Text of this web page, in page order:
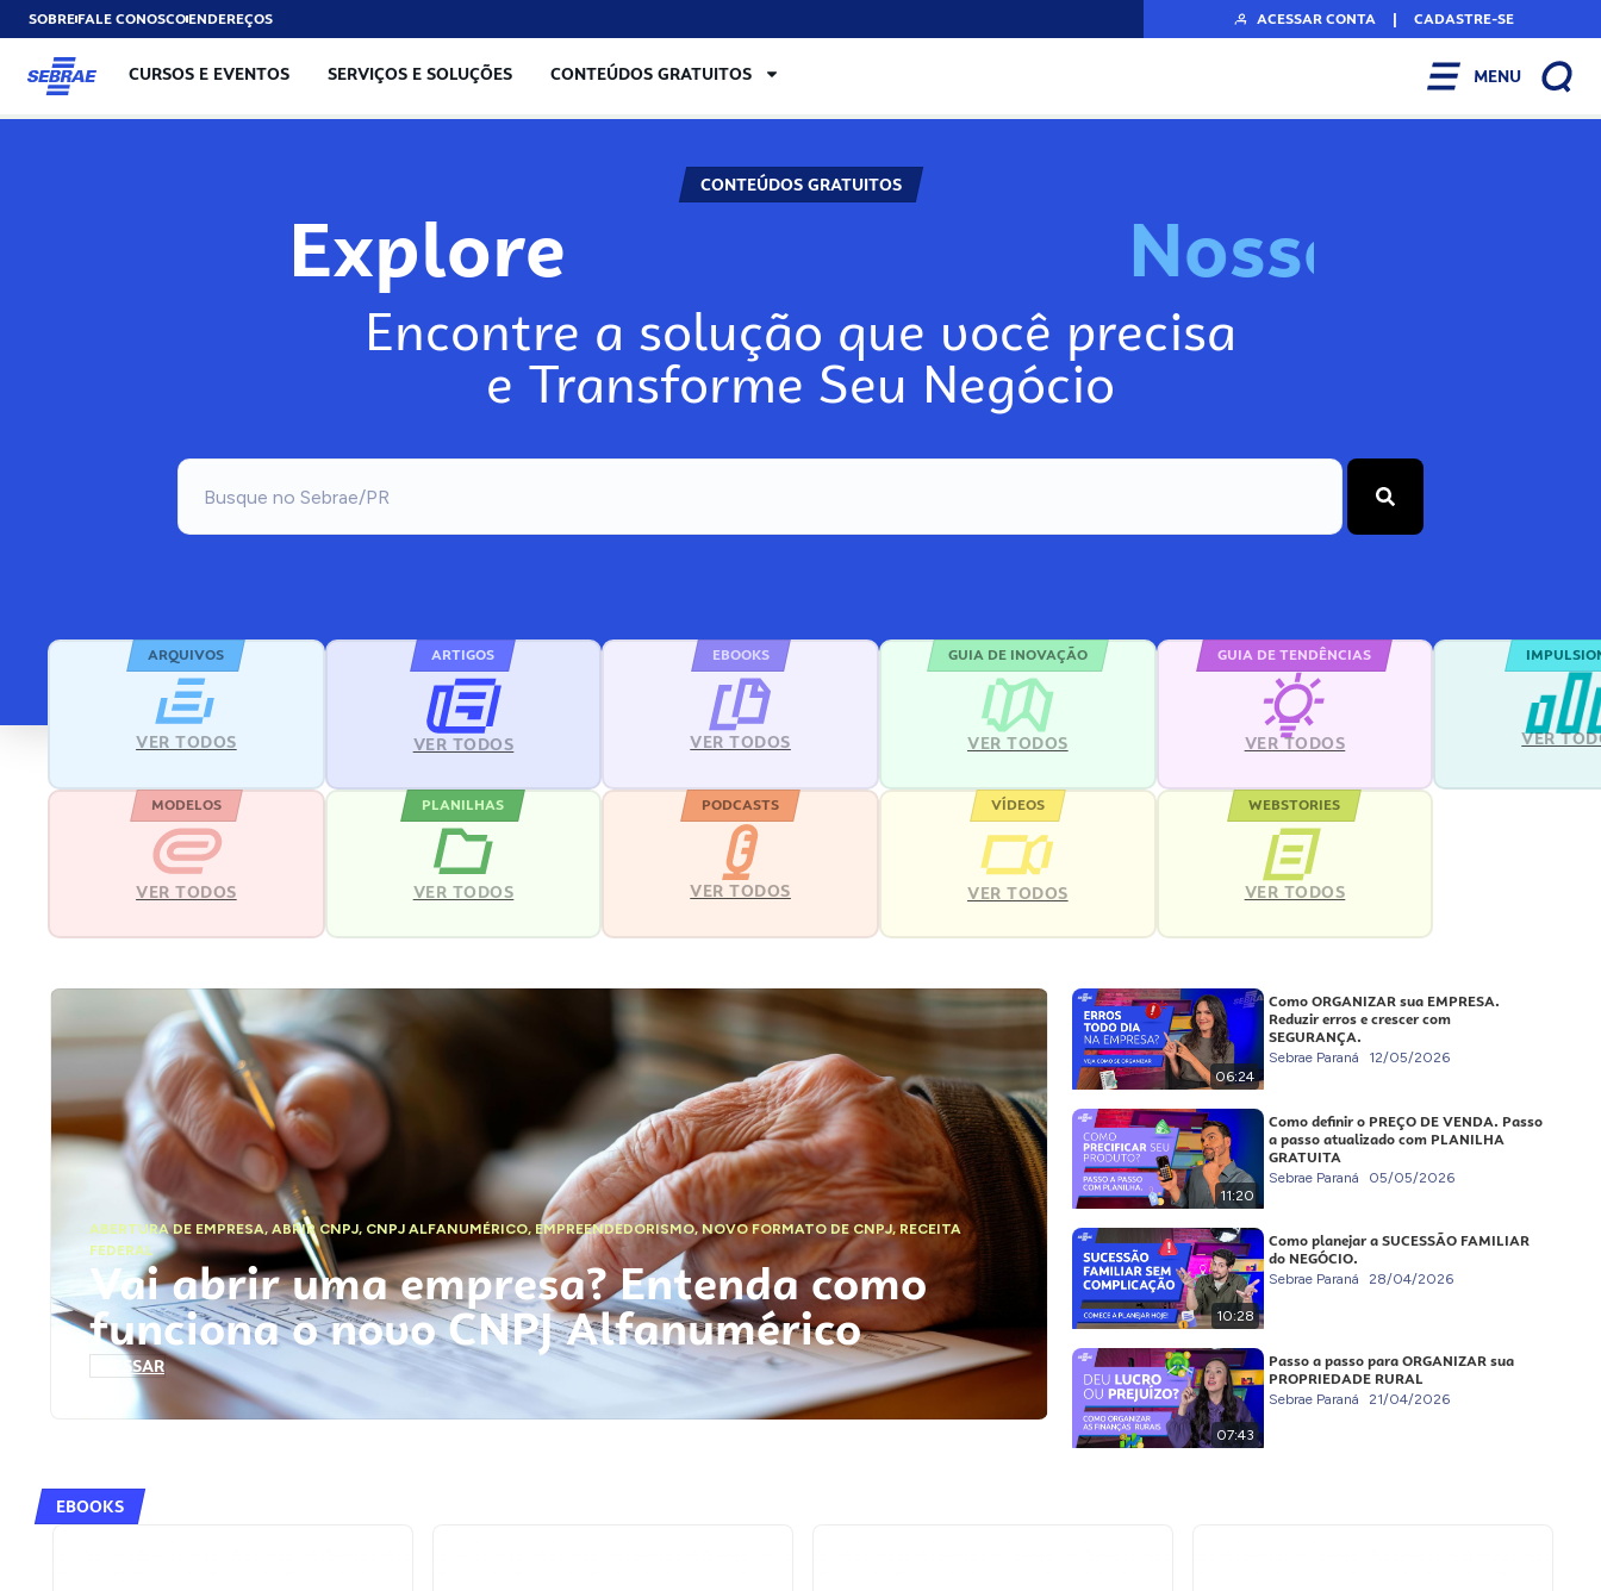
SOBREFALE CONOSCOENDEREÇOS ACESSAR CONTA | CADASTRE-SE
CURSOS E EVENTOS SERVIÇOS E SOLUÇÕES CONTEÚDOS GRATUITOS MENU
CONTEÚDOS GRATUITOS
Explore No
Encontre a solução que você precisa
e Transforme Seu Negócio
ARQUIVOS
VER TODOS
ARTIGOS
VER TODOS
EBOOKS
VER TODOS
GUIA DE INOVAÇÃO
VER TODOS
GUIA DE TENDÊNCIAS
VER TODOS VER
MODELOS
VER TODOS
PLANILHAS
VER TODOS
PODCASTS
VER TODOS
VÍDEOS
VER TODOS
WEBSTORIES
VER TODOS
ABERTURA DE EMPRESA,ABRIR CNPJ, CNPJ ALFANUMÉRICO, EMPREENDEDORISMO,NOVO FORMATO DE CNPJ,RECEITA
FEDERAL
Vai abrir uma empresa? Entenda como
funciona o novo CNPJ Alfanumérico
ACESSAR
06:24
Como ORGANIZAR sua EMPRESA.
Reduzir erros e crescer com
SEGURANÇA.
Sebrae Paraná 12/05/2026
11:20
Como definir o PREÇO DE VENDA. Passo
a passo atualizado com PLANILHA
GRATUITA
Sebrae Paraná 05/05/2026
10:28
Como planejar a SUCESSÃO FAMILIAR
do NEGÓCIO.
Sebrae Paraná 28/04/2026
07:43
Passo a passo para ORGANIZAR sua
PROPRIEDADE RURAL
Sebrae Paraná 21/04/2026
EBOOKS